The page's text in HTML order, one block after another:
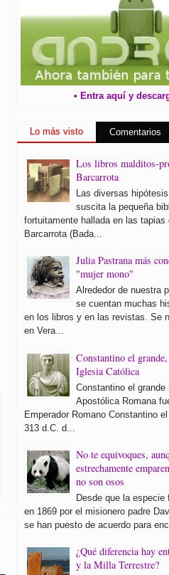
• Entra aquí y
Lo más visto Comentarios
Los libros malditos-
Barcarrota
Las diversas
suscita la pequeña
fortuitamente hallada en las tapias
Barcarrota (Bada...
Julia Pastrana más
"mujer mono"
Alrededor de nuestra
se cuentan muchas
en los libros y en las revistas. Se
en Vera...
Constantino el
Iglesia Católica
Constantino el
Apostólica Romana
Emperador Romano Constantino
313 d.C. d...
No te equivoques,
estrechamente
no son osos
Desde que la especie
en 1869 por el misionero padre
se han puesto de acuerdo para
¿Qué diferencia hay
y la Milla Terrestre?